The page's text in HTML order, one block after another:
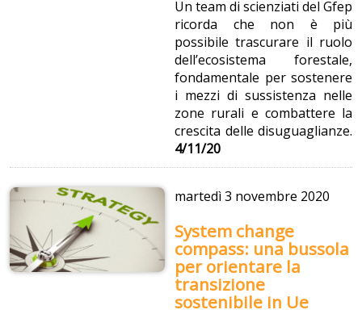
Un team di scienziati del Gfep
ricorda che non è più
possibile trascurare il ruolo
dell’ecosistema forestale,
fondamentale per sostenere
i mezzi di sussistenza nelle
zone rurali e combattere la
crescita delle disuguaglianze.
4/11/20
martedì3 novembre 2020
System change
compass: una bussola
per orientare la
transizione
sostenibile in Ue